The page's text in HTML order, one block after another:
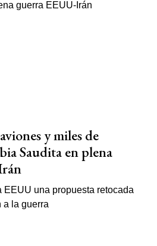
y miles de
Saudita en plena